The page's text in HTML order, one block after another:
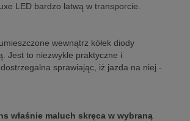
LED bardzo łatwą w transporcie.
wewnątrz kółek diody
Jest to niezwykle praktyczne i
sprawiając, iż jazda na niej -
właśnie maluch skręca w wybraną